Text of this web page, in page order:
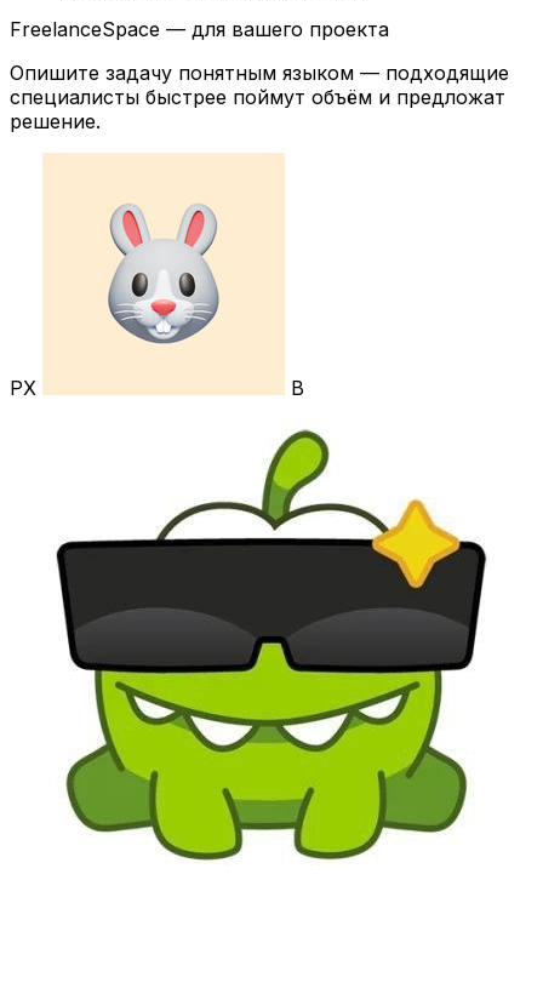
FreelanceSpace — для вашего проекта
Опишите задачу понятным языком — подходящие
специалисты быстрее поймут объём и предложат
решение.
РХ В